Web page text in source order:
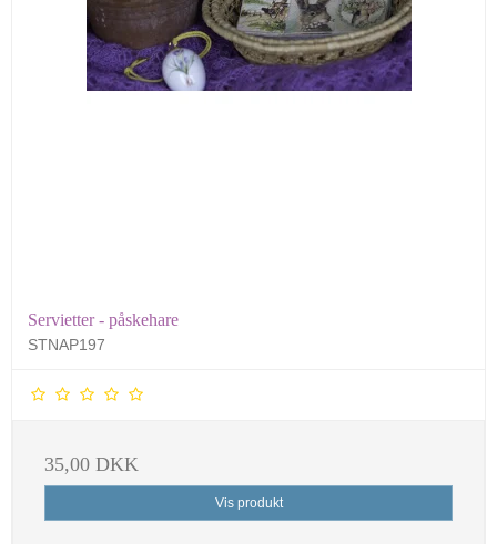
Servietter - påskehare
STNAP197
35,00 DKK
Vis produkt